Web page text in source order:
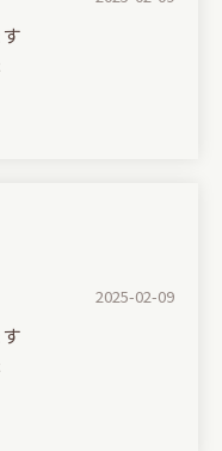
ル棚にずらっと並
します。見たこと
ターがおすすめし
です。
いただけます。ホ
とのこと！音質も
ると美味しいシー
のことで。😅
ですが、味を求め
渋谷ならたくさん
ません
2025-02-09